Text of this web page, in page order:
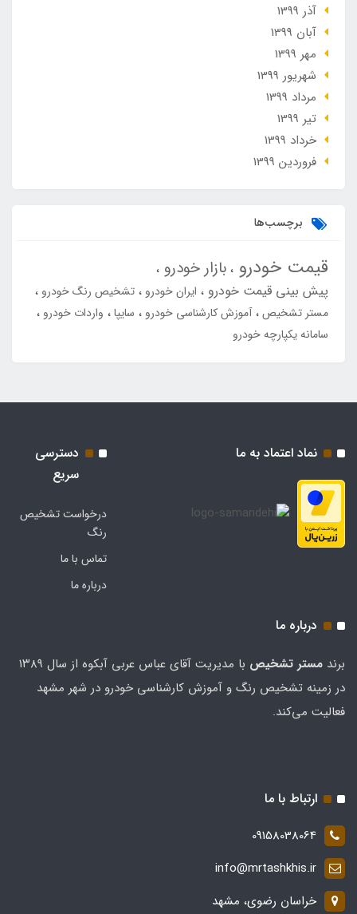
آذر 1399
آبان 1399
مهر 1399
شهریور 1399
مرداد 1399
تير 1399
خرداد 1399
فروردین 1399
برچسب‌ها
قیمت خودرو بازار خودرو
پیش بینی قیمت خودرو ایران خودرو
تشخیص رنگ خودرو
مستر تشخیص آموزش کارشناسی خودرو سایپا
واردات خودرو
سامانه یکپارچه خودرو
نماد اعتماد به ما
دسترسی
سریع
درخواست تشخیص
رنگ
تماس با ما
درباره ما
درباره ما
برند مستر تشخيص
با مدیریت آقای عباس عربی آبکوه از سال ۱۳۸۹
در زمینه تشخیص رنگ و آموزش کارشناسی خودرو در شهر مشهد
فعالیت می‌کند.
ارتباط با ما
09158038064
info@mrtashkhis.ir
خراسان رضوی، مشهد